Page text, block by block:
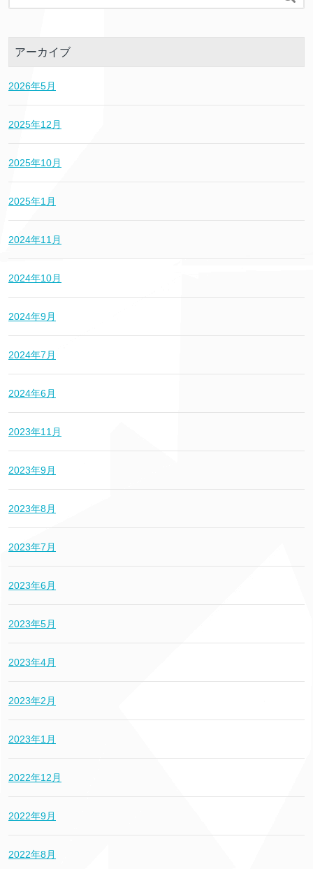
アーカイブ
2026年5月
2025年12月
2025年10月
2025年1月
2024年11月
2024年10月
2024年9月
2024年7月
2024年6月
2023年11月
2023年9月
2023年8月
2023年7月
2023年6月
2023年5月
2023年4月
2023年2月
2023年1月
2022年12月
2022年9月
2022年8月